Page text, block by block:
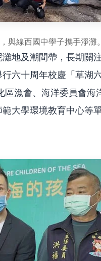
與線西國中學子攜手淨灘。
地及潮間帶，長期關
六十周年校慶「草湖
漁會、海洋委員會海
大學環境教育中心等